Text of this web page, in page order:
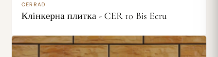
CERRAD
Клінкерна плитка - CER 10 Bis Ecru